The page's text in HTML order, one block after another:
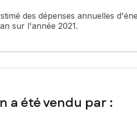
des dépenses annuelles
sur l'année 2021.
a été vendu par :